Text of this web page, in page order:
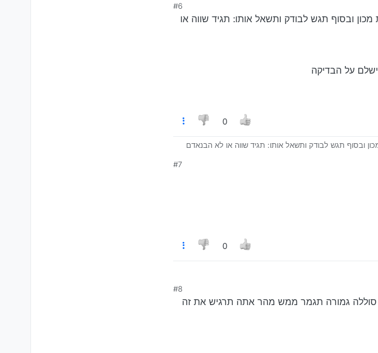
#6
ובסוף תגש לבודק ותשאל אותו: תגיד שווה או
ישלם על הבדיקה
0
ובסוף תגש לבודק ותשאל אותו: תגיד שווה או לא הבנאדם
על הבדיקה #7
0
#8
בבדיקה סע קצת מהר ותבלום כך תתעין את הסוללה ואז סע על EV סוללה גמורה תגמר ממש מהר אתה תרגיש את זה